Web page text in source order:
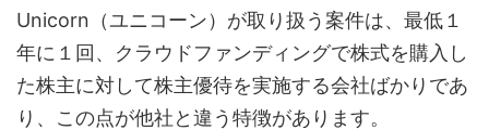
Unicorn（ユニコーン）が取り扱う案件は、最低１
年に１回、クラウドファンディングで株式を購入し
た株主に対して株主優待を実施する会社ばかりであ
り、この点が他社と違う特徴があります。